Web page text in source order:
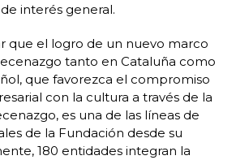
interés general.
que el logro de un nuevo marco
tanto en Cataluña como
que favorezca el compromiso
con la cultura a través de la
es una de las líneas de
de la Fundación desde su
180 entidades integran la